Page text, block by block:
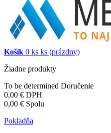
Košík 0 ks ks (prázdny)
Žiadne produkty
To be determined Doručenie
0,00 € DPH
0,00 € Spolu
Pokladňa